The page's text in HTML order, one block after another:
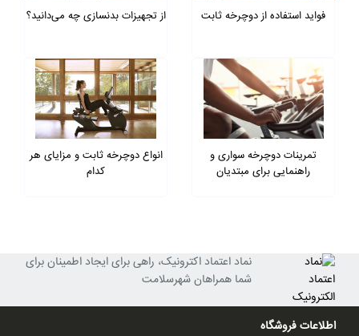
فواید استفاده از دوچرخه ثابت از تجهیزات بدنسازی چه می‌دانید؟
تمرینات دوچرخه سواری و
راهنمایی برای مبتدیان
انواع دوچرخه ثابت و مزایای هر
کدام
نماد اعتماد اکترونیک، راهی برای ایجاد اطمینان برای
شما همراهان شهرسلامت
اطلاعات فروشگاه